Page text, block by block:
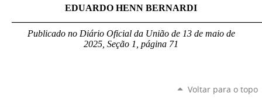
EDUARDO HENN BERNARDI
Publicado no Diário Oficial da União de 13 de maiode
2025, Seção 1, página 71
Voltar para o topo